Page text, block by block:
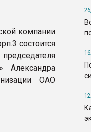
компании
состоится
Александра
ОАО